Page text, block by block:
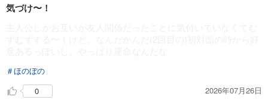
気づけ〜！
＃ほのぼの
0
2026年07月26日